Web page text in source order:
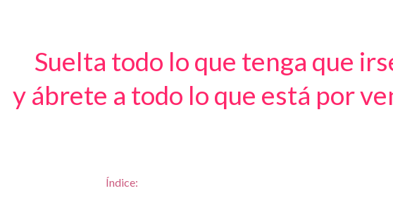
Suelta todo lo que tenga que
y ábrete a todo lo que está por
Índice: